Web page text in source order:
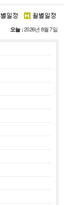
오늘 :2026년 8월 7일